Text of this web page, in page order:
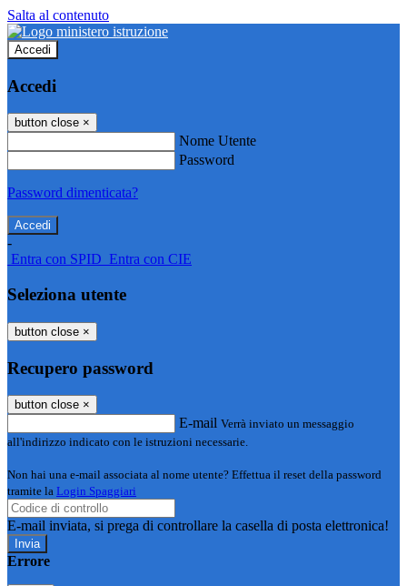
Salta al contenuto
Accedi
Accedi
button close ×
Nome Utente
Password
Password dimenticata?
-
Entra con SPID Entra con CIE
Seleziona utente
button close ×
Recupero password
button close ×
E-mail Verrà inviato un messaggio
all'indirizzo indicato con le istruzioni necessarie.
Non hai una e-mail associata al nome utente? Effettua il reset della password
tramite la Login Spaggiari
E-mail inviata, si prega di controllare la casella di posta elettronica!
Errore